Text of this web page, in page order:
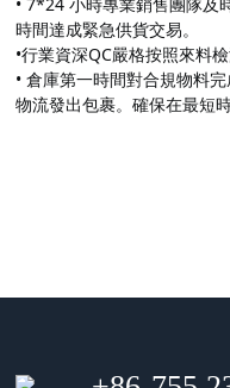
時間達成緊急供貨交易。
•行業資深QC嚴格按照來料
• 倉庫第一時間對合規物料
物流發出包裹。確保在最短